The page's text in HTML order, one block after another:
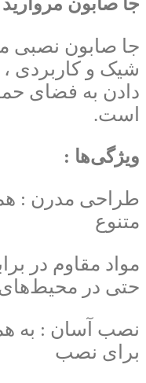
جا صابون مروارید
جا صابون نصبی
شیک و کاربردی ،
دادن به فضای
است.
ویژگی‌ها :
طراحی مدرن :
متنوع
مواد مقاوم در
حتی در
نصب آسان : به
برای نصب